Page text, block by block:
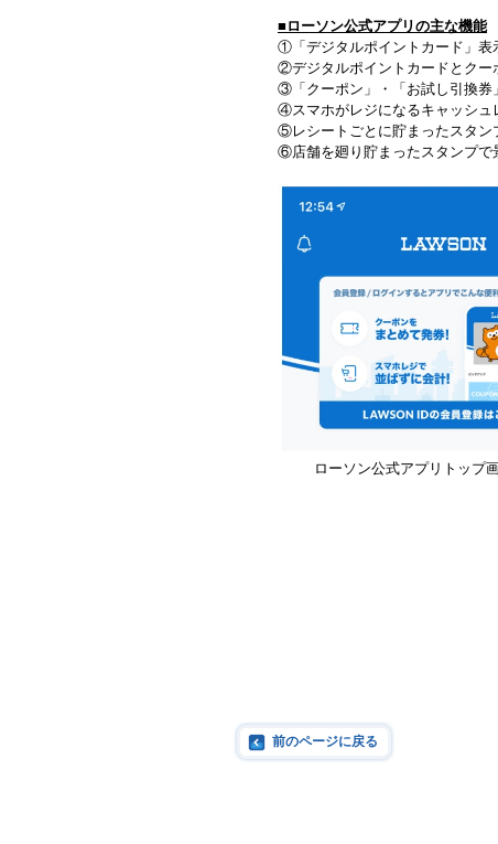
■ローソン公式アプリの主な機能
① 「デジタルポイントカード」表
②デジタルポイントカードとク
③ 「クーポン」・「お試し引換
④スマホがレジになるキャッシ
⑤レシートごとに貯まったスタ
⑥店舗を廻り貯まったスタンプ
ローソン公式アプリトップ
前のページに戻る